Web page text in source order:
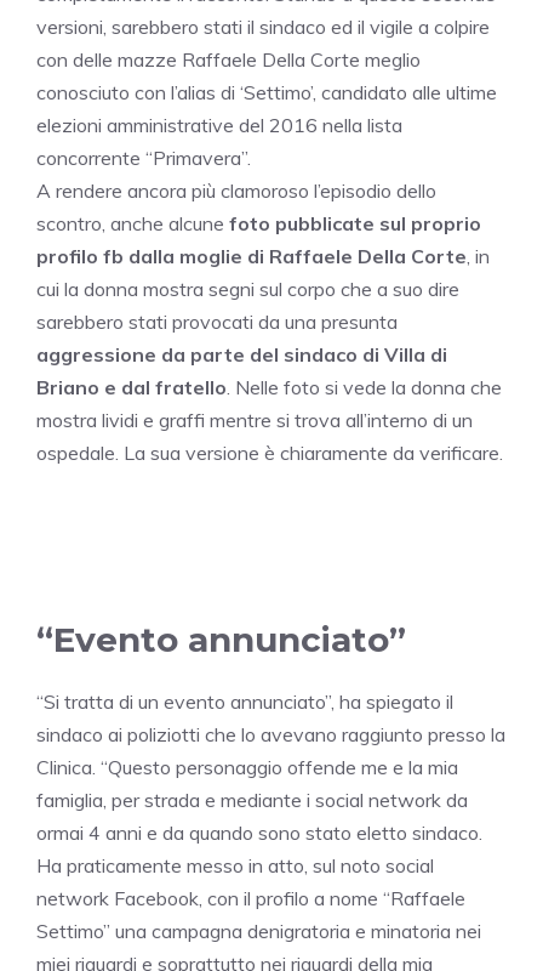
versioni, sarebbero stati il sindaco ed il vigile a colpire
con delle mazze Raffaele Della Corte meglio
conosciuto con l’alias di ‘Settimo’, candidato alle ultime
elezioni amministrative del 2016 nella lista
concorrente “Primavera”.
A rendere ancora più clamoroso l’episodio dello
scontro, anche alcune foto pubblicate sul proprio
profilo fb dalla moglie di Raffaele Della Corte, in
cui la donna mostra segni sul corpo che a suo dire
sarebbero stati provocati da una presunta
aggressione da parte del sindaco di Villa di
Briano e dal fratello. Nelle foto si vede la donna che
mostra lividi e graffi mentre si trova all’interno di un
ospedale. La sua versione è chiaramente da verificare.
“Evento annunciato”
“Si tratta di un evento annunciato”, ha spiegato il
sindaco ai poliziotti che lo avevano raggiunto presso la
Clinica. “Questo personaggio offende me e la mia
famiglia, per strada e mediante i social network da
ormai 4 anni e da quando sono stato eletto sindaco.
Ha praticamente messo in atto, sul noto social
network Facebook, con il profilo a nome “Raffaele
Settimo” una campagna denigratoria e minatoria nei
miei riguardi e soprattutto nei riguardi della mia